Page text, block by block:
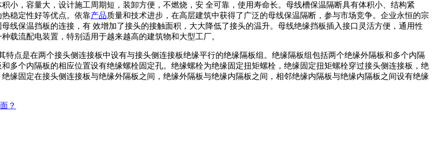
小，容量大，设计施工周期短，装卸方便，不燃烧，安 全可靠，使用寿命长。母线槽保温隔断具有体积小、结构紧
稳定性好等优点。依靠产品质量和技术进步，在高层建筑中获得了广泛的母线保温隔断，参与市场竞争。企业永恒的宗
线保温挡板的连接，有 效增加了接头的接触面积，大大降低了接头的温升。母线绝缘挡板插入接口灵活方便，通用性
载流配电装置，特别适用于越来越高的建筑物和大型工厂。
特点是在两个接头侧连接板中设有与接头侧连接板绝缘平行的绝缘隔板组。绝缘隔板组包括两个绝缘外隔板和多个内隔
多个内隔板的相应位置设有绝缘螺栓固定孔。绝缘螺栓为绝缘固定扭矩螺栓，绝缘固定扭矩螺栓穿过接头侧连接板，绝
缘固定在接头侧连接板与绝缘外隔板之间，绝缘外隔板与绝缘内隔板之间，相邻绝缘内隔板与绝缘内隔板之间设有绝缘
？